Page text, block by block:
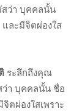
สว่า บุคคลนั้น
ละมีจิตผ่องใส
ระลึกถึงคุณ
ว่า บุคคลนั้น ชื่อ
ตผ่องใสเพราะ